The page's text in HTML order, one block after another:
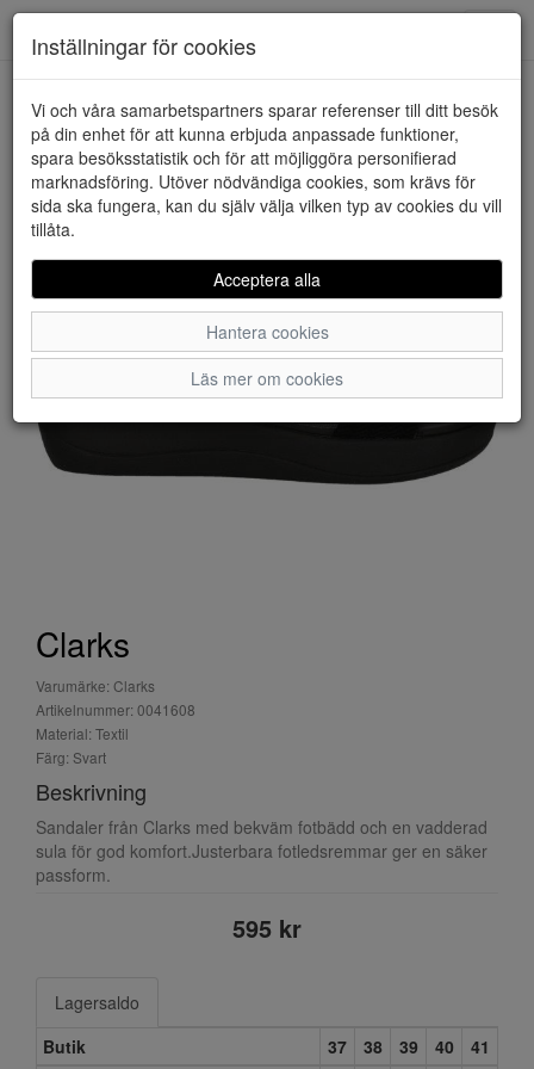
HEM CLARKS
Clarks
Varumärke: Clarks
Artikelnummer: 0041608
Material: Textil
Färg: Svart
Beskrivning
Sandaler från Clarks med bekväm fotbädd och en vadderad
sula för god komfort.Justerbara fotledsremmar ger en säker
passform.
595 kr
Lagersaldo
Butik
37 38 39 40 41
Inställningar för cookies
Vi och våra samarbetspartners sparar referenser till ditt besök
på din enhet för att kunna erbjuda anpassade funktioner,
spara besöksstatistik och för att möjliggöra personifierad
marknadsföring. Utöver nödvändiga cookies, som krävs för
sida ska fungera, kan du själv välja vilken typ av cookies du vill
tillåta.
Acceptera alla
Hantera cookies
Läs mer om cookies